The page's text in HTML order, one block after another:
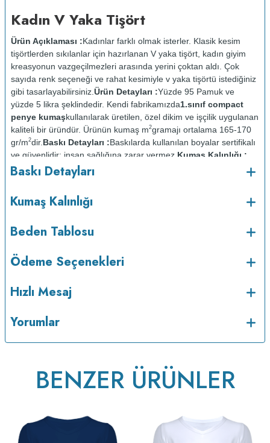
Kadın V Yaka Tişört
Ürün Açıklaması :Kadınlar farklı olmak isterler. Klasik kesim
tişörtlerden sıkılanlar için hazırlanan V yaka tişört, kadın giyim
kreasyonun vazgeçilmezleri arasında yerini çoktan aldı. Çok
sayıda renk seçeneği ve rahat kesimiyle v yaka tişörtü istediğiniz
gibi tasarlayabilirsiniz. Ürün Detayları :Yüzde 95 Pamuk ve
yüzde 5 likra şeklindedir. Kendi fabrikamızda1.sınıf compact
penye kumaşkullanılarak üretilen, özel dikim ve işçilik uygulanan
kaliteli bir üründür. Ürünün kumaş m2gramajı ortalama 165-170
gr/m2dir. Baskı Detayları :Baskılarda kullanılan boyalar sertifikalı
ve güvenlidir; insan sağlığına zarar vermez. Kumaş Kalınlığı :
yapılmaz.
Kurutma makinesinde kurutulmaz. Orta ısıda ve tersten
ütülenir.
Baskı Detayları
Kumaş Kalınlığı
Beden Tablosu
Ödeme Seçenekleri
Hızlı Mesaj
Yorumlar
BENZER ÜRÜNLER